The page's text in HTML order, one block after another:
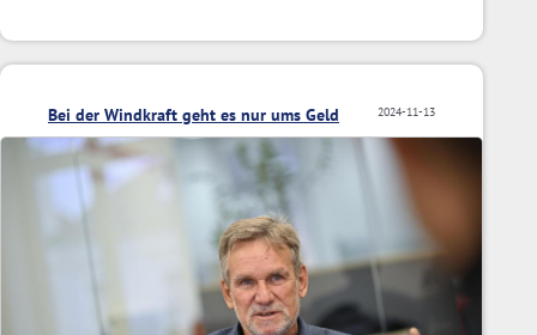
2024-11-13
Bei der Windkraft geht es nur ums Geld